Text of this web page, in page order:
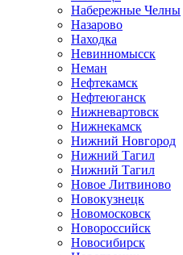
Набережные Челны
Назарово
Находка
Невинномысск
Неман
Нефтекамск
Нефтеюганск
Нижневартовск
Нижнекамск
Нижний Новгород
Нижний Тагил
Нижний Тагил
Новое Литвиново
Новокузнецк
Новомосковск
Новороссийск
Новосибирск